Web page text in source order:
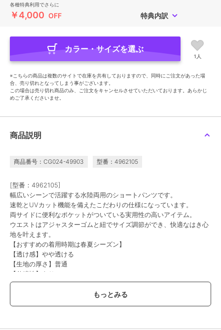
各種特典利用でさらに
￥4,000 OFF 特典内訳
カラー・サイズを選ぶ
1人
※こちらの商品は複数のサイトで在庫を共有しておりますので、同時にご注文があった場
合、売り切れとなってしまう事がございます。
この場合は売り切れ商品のみ、ご注文をキャンセルさせていただいております。あらかじ
めご了承くださいませ。
商品説明
商品番号：CG024-49903 型番：4962105
[型番：4962105]
幅広いシーンで活躍する水陸両用のショートパンツです。
速乾とUVカット機能を備えたこだわりの仕様になっています。
両サイドに便利なポケットがついている実用性の高いアイテム。
ウエストはアジャスターゴムと紐でサイズ調節ができ、快適なはき心
地を叶えます。
【おすすめの着用時期は春夏シーズン】
【透け感】やや透ける
【生地の厚さ】普通
【伸縮性】あり
【裏地】なし
【アジャスター】あり